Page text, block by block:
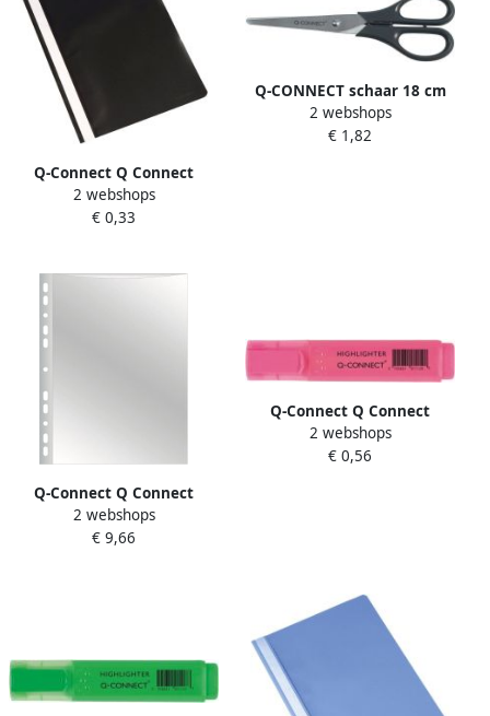
Q-Connect Q Connect
snelhechtmap zwart
2 webshops
€ 0,33
Q-CONNECT schaar 18 cm
symmetrische ogen op
blister
2 webshops
€ 1,82
Q-Connect Q Connect
geperforeerde showtas 8
gaatsperforatie glashelder
2 webshops
€ 9,66
Q-Connect Q Connect
markeerstift roze
2 webshops
€ 0,56